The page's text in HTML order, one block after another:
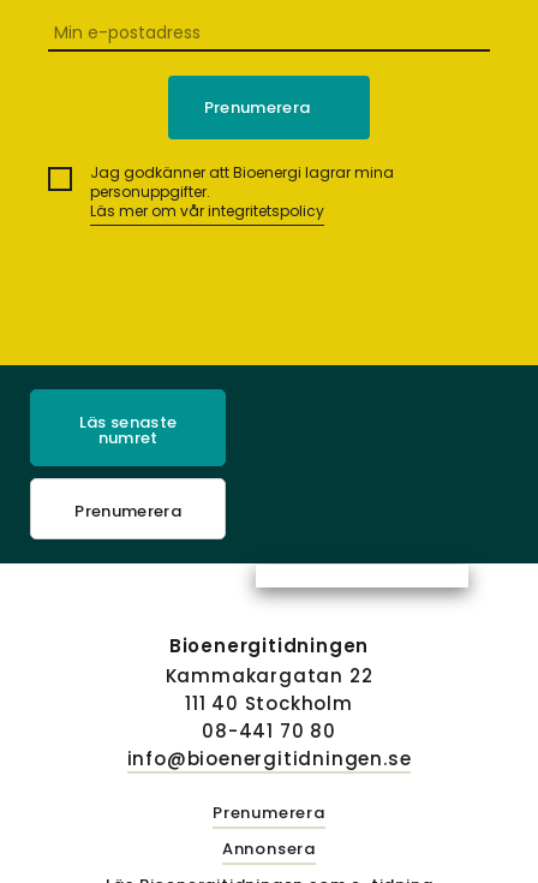
Jag godkänner att Bioenergi lagrar mina
personuppgifter.
Läs mer om vår integritetspolicy
Läs senaste
numret
Prenumerera
Bioenergitidningen
Kammakargatan 22
111 40 Stockholm
08-441 70 80
info@bioenergitidningen.se
Prenumerera
Annonsera